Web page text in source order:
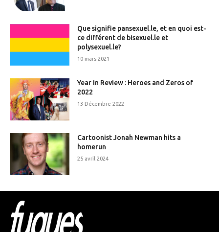
Que signifie pansexuel.le, et en quoi est-
ce différent de bisexuel.le et
polysexuel.le?
10 mars 2021
Year in Review : Heroes and Zeros of
2022
13 Décembre 2022
Cartoonist Jonah Newman hits a
homerun
25 avril 2024